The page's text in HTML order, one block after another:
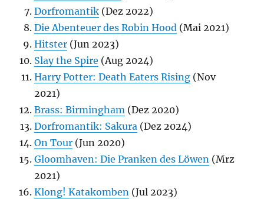
Dorfromantik (Dez 2022)
Die Abenteuer des Robin Hood (Mai 2021)
Hitster (Jun 2023)
Slay the Spire (Aug 2024)
Harry Potter: Death Eaters Rising (Nov
2021)
Brass: Birmingham (Dez 2020)
Dorfromantik: Sakura (Dez 2024)
On Tour (Jun 2020)
Gloomhaven: Die Pranken des Löwen (Mrz
2021)
Klong! Katakomben (Jul 2023)